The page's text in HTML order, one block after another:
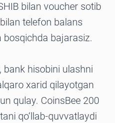
bilan voucher sotib
telefon balans
bosqichda bajarasiz.
bank hisobini ulashni
xarid qilayotgan
qulay. CoinsBee 200
qo‘llab-quvvatlaydi